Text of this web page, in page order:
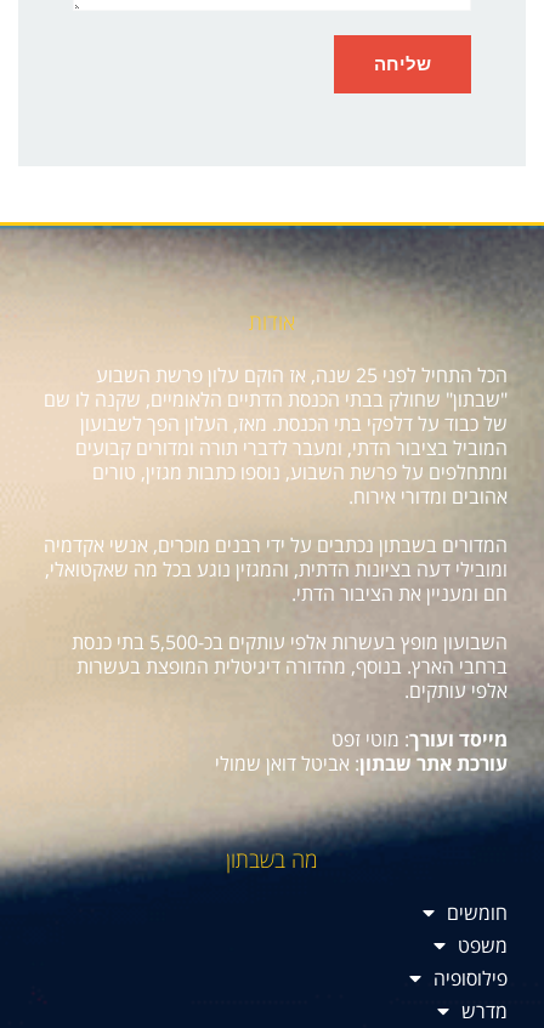
אודות
הכל התחיל לפני 25 שנה, אז הוקם עלון פרשת השבוע
"שבתון" שחולק בבתי הכנסת הדתיים הלאומיים, שקנה לו שם
של כבוד על דלפקי בתי הכנסת. מאז, העלון הפך לשבועון
המוביל בציבור הדתי, ומעבר לדברי תורה ומדורים קבועים
ומתחלפים על פרשת השבוע, נוספו כתבות מגזין, טורים
אהובים ומדורי אירוח.
המדורים בשבתון נכתבים על ידי רבנים מוכרים, אנשי אקדמיה
ומובילי דעה בציונות הדתית, והמגזין נוגע בכל מה שאקטואלי,
חם ומעניין את הציבור הדתי.
השבועון מופץ בעשרות אלפי עותקים בכ-5,500 בתי כנסת
ברחבי הארץ. בנוסף, מהדורה דיגיטלית המופצת בעשרות
אלפי עותקים.
מייסד ועורך: מוטי זפט
עורכת אתר שבתון: אביטל דואן שמולי
מה בשבתון
חומשים
משפט
פילוסופיה
מדרש